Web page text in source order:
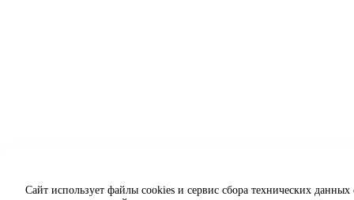
Сайт использует файлы cookies и сервис сбора технических